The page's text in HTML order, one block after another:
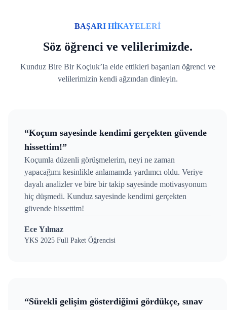
BAŞARI HİKAYELERİ
Söz öğrenci ve velilerimizde.
Kunduz Bire Bir Koçluk’la elde ettikleri başarıları öğrenci ve
velilerimizin kendi ağzından dinleyin.
“Koçum sayesinde kendimi gerçekten güvende
hissettim!”
Koçumla düzenli görüşmelerim, neyi ne zaman
yapacağımı kesinlikle anlamamda yardımcı oldu. Veriye
dayalı analizler ve bire bir takip sayesinde motivasyonum
hiç düşmedi. Kunduz sayesinde kendimi gerçekten
güvende hissettim!
Ece Yılmaz
YKS 2025 Full Paket Öğrencisi
“Sürekli gelişim gösterdiğimi gördükçe, sınav